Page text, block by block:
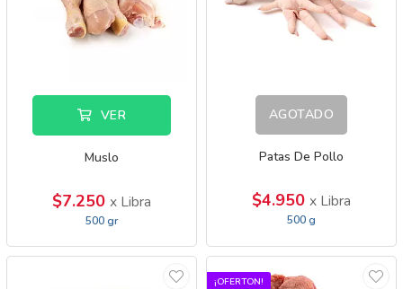
VER
Muslo
$7.250 x Libra
500 gr
AGOTADO
Patas De Pollo
$4.950 x Libra
500 g
¡OFERTON!